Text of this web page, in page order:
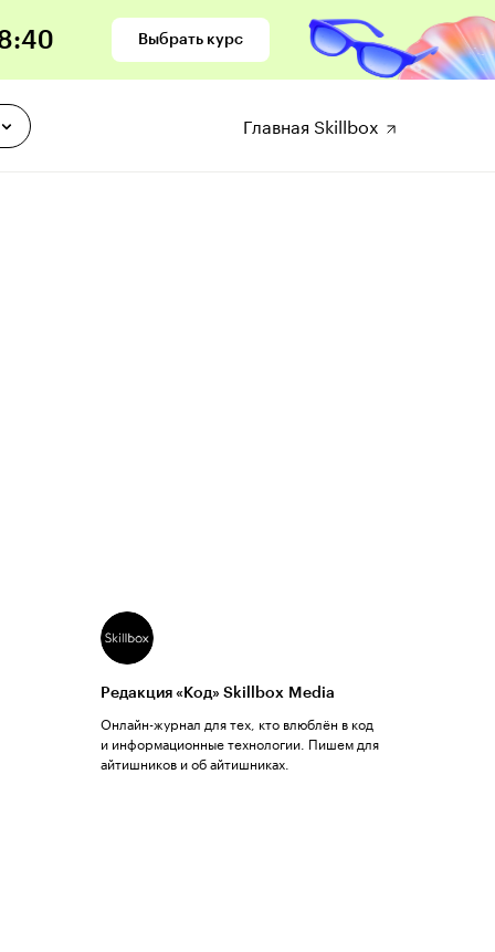
:39 Выбрать курс
Главная Skillbox
Редакция «Код» Skillbox Media
Онлайн-журнал для тех, кто влюблён в код
и информационные технологии. Пишем для
айтишников и об айтишниках.